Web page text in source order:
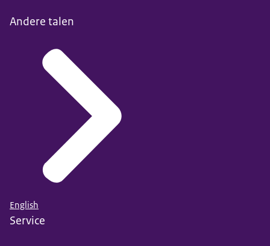
Andere talen
English
Service